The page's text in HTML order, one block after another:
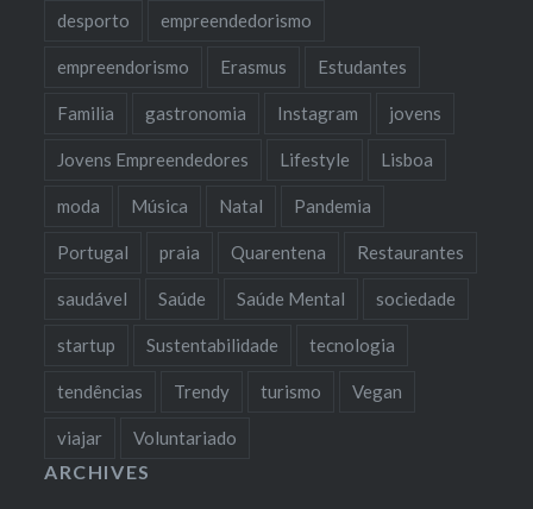
desporto empreendedorismo
empreendorismo Erasmus Estudantes
Familia gastronomia Instagram jovens
Jovens Empreendedores Lifestyle Lisboa
moda Música Natal Pandemia
Portugal praia Quarentena Restaurantes
saudável Saúde Saúde Mental sociedade
startup Sustentabilidade tecnologia
tendências Trendy turismo Vegan
viajar Voluntariado
ARCHIVES